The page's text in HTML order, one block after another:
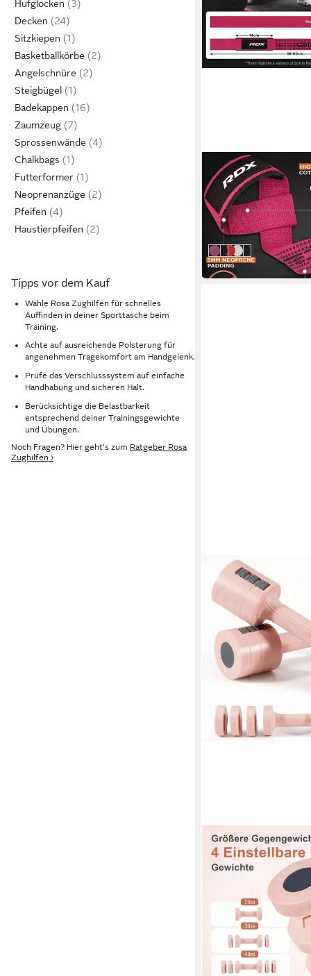
Hufglocken
Decken
Sitzkiepen
Basketballkörbe
Angelschnüre
Steigbügel
Badekappen
Zaumzeug
Sprossenwände
Chalkbags
Futterformer
Neoprenanzüge
Pfeifen
Haustierpfeifen
Tipps vor dem Kauf
Wähle Rosa Zughilfen für schnelles
Auffinden in deiner Sporttasche beim
Training.
Achte auf ausreichende Polsterung für
angenehmen Tragekomfort am Handgelenk.
Prüfe das Verschlusssystem auf einfache
Handhabung und sicheren Halt.
Berücksichtige die Belastbarkeit
entsprechend deiner Trainingsgewichte
und Übungen.
Noch Fragen? Hier geht's zum Ratgeber Rosa
Zughilfen ›
RDX
Handgelenkschutz
Strength Training, 60
professionelle
18,99 € 21,99 €
-14%
in 2-3 Werktagen bei dir
Pink Dotted
Black Dotted
Red Black
Camo Gray
Blackweitere
+6